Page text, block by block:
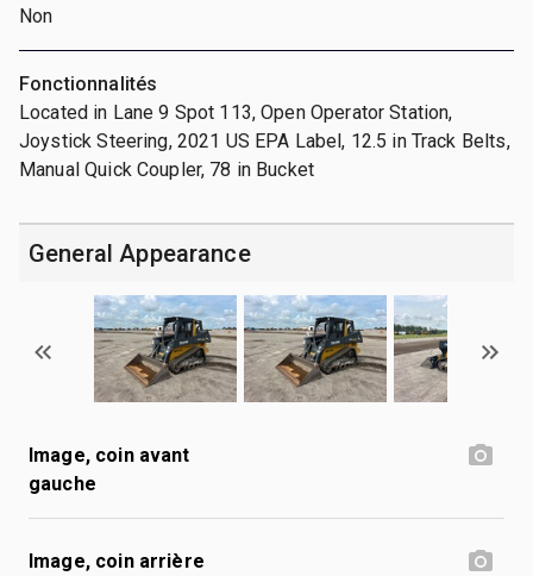
Non
Fonctionnalités
Located in Lane 9 Spot 113, Open Operator Station,
Joystick Steering, 2021 US EPA Label, 12.5 in Track Belts,
Manual Quick Coupler, 78 in Bucket
General Appearance
Image, coin avant
gauche
Image, coin arrière